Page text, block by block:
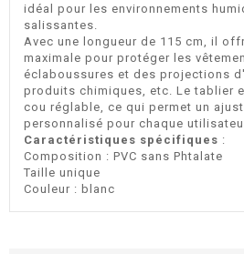
idéal pour les environnements
salissantes.
Avec une longueur de 115 cm, il
maximale pour protéger les
éclaboussures et des projections
produits chimiques, etc. Le tablier
cou réglable, ce qui permet un
personnalisé pour chaque
Caractéristiques spécifiques :
Composition : PVC sans Phtalate
Taille unique
Couleur : blanc